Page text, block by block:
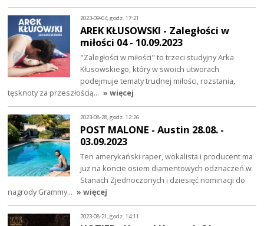
2023-09-04, godz. 17:21
AREK KŁUSOWSKI - Zaległości w
miłości 04 - 10.09.2023
"Zaległości w miłości" to trzeci studyjny Arka
Kłusowskiego, który w swoich utworach
podejmuje tematy trudnej miłości, rozstania,
tęsknoty za przeszłością… » więcej
2023-08-28, godz. 12:26
POST MALONE - Austin 28.08. -
03.09.2023
Ten amerykański raper, wokalista i producent ma
już na koncie osiem diamentowych odznaczeń w
Stanach Zjednoczonych i dziesięć nominacji do
nagrody Grammy… » więcej
2023-08-21, godz. 14:11